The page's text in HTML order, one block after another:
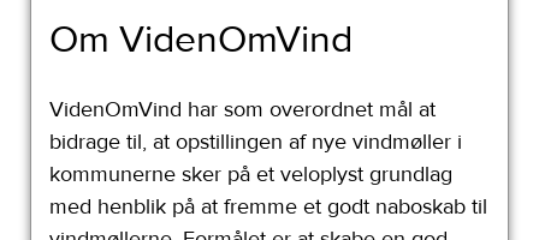
Om VidenOmVind
VidenOmVind har som overordnet mål at
bidrage til, at opstillingen af nye vindmøller i
kommunerne sker på et veloplyst grundlag
med henblik på at fremme et godt naboskab til